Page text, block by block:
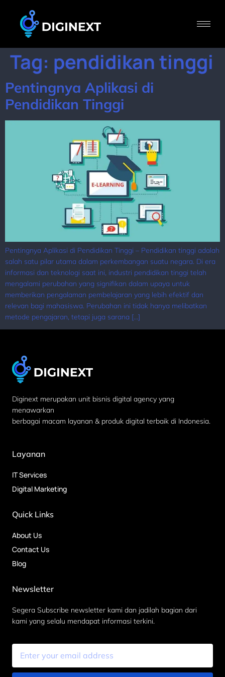
Tag: pendidikan tinggi
Pentingnya Aplikasi di
Pendidikan Tinggi
Pentingnya Aplikasi di Pendidikan Tinggi – Pendidikan tinggi adalah
salah satu pilar utama dalam perkembangan suatu negara. Di era
informasi dan teknologi saat ini, industri pendidikan tinggi telah
mengalami perubahan yang signifikan dalam upaya untuk
memberikan pengalaman pembelajaran yang lebih efektif dan
relevan bagi mahasiswa. Perubahan ini tidak hanya melibatkan
metode pengajaran, tetapi juga sarana […]
Diginext merupakan unit bisnis digital agency yang
menawarkan
berbagai macam layanan & produk digital terbaik di Indonesia.
Layanan
IT Services
Digital Marketing
Quick Links
About Us
Contact Us
Blog
Newsletter
Segera Subscribe newsletter kami dan jadilah bagian dari
kami yang selalu mendapat informasi terkini.